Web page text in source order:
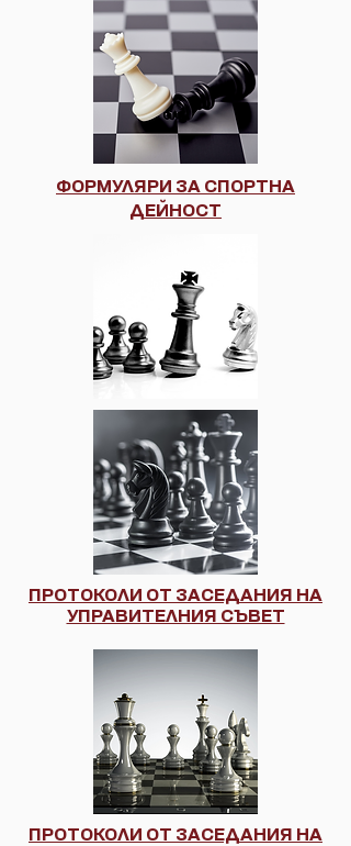
ФОРМУЛЯРИ ЗА СПОРТНА
ДЕЙНОСТ
ПРОТОКОЛИ ОТ ЗАСЕДАНИЯ НА
УПРАВИТЕЛНИЯ СЪВЕТ
ПРОТОКОЛИ ОТ ЗАСЕДАНИЯ НА